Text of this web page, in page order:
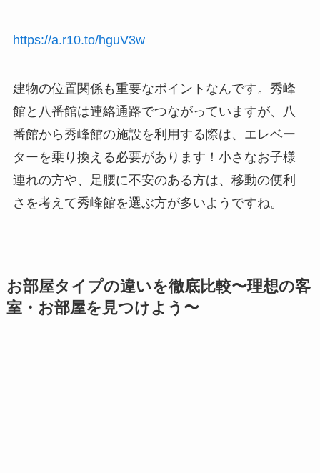
https://a.r10.to/hguV3w
建物の位置関係も重要なポイントなんです。秀峰
館と八番館は連絡通路でつながっていますが、八
番館から秀峰館の施設を利用する際は、エレベー
ターを乗り換える必要があります！小さなお子様
連れの方や、足腰に不安のある方は、移動の便利
さを考えて秀峰館を選ぶ方が多いようですね。
お部屋タイプの違いを徹底比較〜理想の客
室・お部屋を見つけよう〜